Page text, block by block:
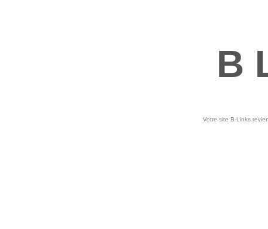
B
Votre site B-Links